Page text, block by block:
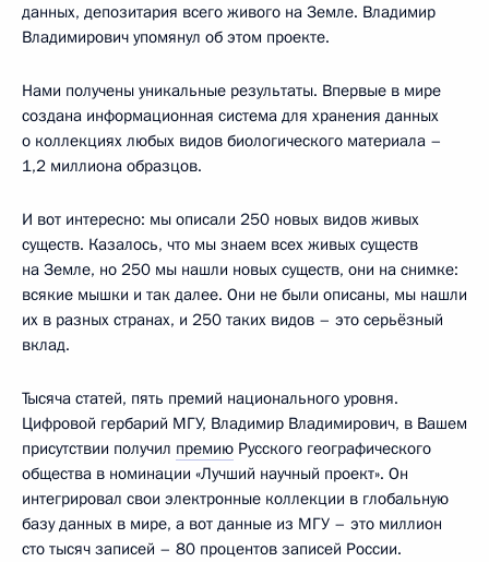
данных, депозитария всего живого на Земле. Владимир
Владимирович упомянул об этом проекте.
Нами получены уникальные результаты. Впервые в мире
создана информационная система для хранения данных
о коллекциях любых видов биологического материала –
1,2 миллиона образцов.
И вот интересно: мы описали 250 новых видов живых
существ. Казалось, что мы знаем всех живых существ
на Земле, но 250 мы нашли новых существ, они на снимке:
всякие мышки и так далее. Они не были описаны, мы нашли
их в разных странах, и 250 таких видов – это серьёзный
вклад.
Тысяча статей, пять премий национального уровня.
Цифровой гербарий МГУ, Владимир Владимирович, в Вашем
присутствии получил премию Русского географического
общества в номинации «Лучший научный проект». Он
интегрировал свои электронные коллекции в глобальную
базу данных в мире, а вот данные из МГУ – это миллион
сто тысяч записей – 80 процентов записей России.